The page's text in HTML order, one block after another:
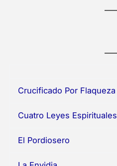
Crucificado Por Flaqueza
Cuatro Leyes Espirituales
El Pordiosero